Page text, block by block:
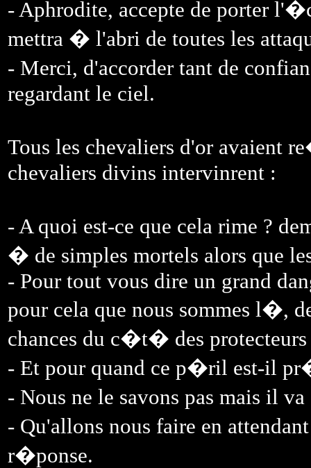
- Aphrodite, accepte de porter
mettra � l'abri de toutes les
- Merci, d'accorder tant de
regardant le ciel.
Tous les chevaliers d'or avaient
chevaliers divins intervinrent :
- A quoi est-ce que cela rime ?
� de simples mortels alors que
- Pour tout vous dire un grand
pour cela que nous sommes l�,
chances du c�t� des
- Et pour quand ce p�ril est-il
- Nous ne le savons pas mais il
- Qu'allons nous faire en
r�ponse.